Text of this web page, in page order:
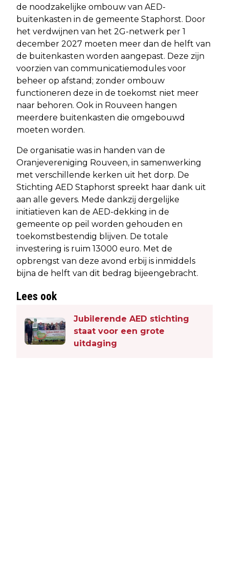
de noodzakelijke ombouw van AED-
buitenkasten in de gemeente Staphorst. Door
het verdwijnen van het 2G-netwerk per 1
december 2027 moeten meer dan de helft van
de buitenkasten worden aangepast. Deze zijn
voorzien van communicatiemodules voor
beheer op afstand; zonder ombouw
functioneren deze in de toekomst niet meer
naar behoren. Ook in Rouveen hangen
meerdere buitenkasten die omgebouwd
moeten worden.
De organisatie was in handen van de
Oranjevereniging Rouveen, in samenwerking
met verschillende kerken uit het dorp. De
Stichting AED Staphorst spreekt haar dank uit
aan alle gevers. Mede dankzij dergelijke
initiatieven kan de AED-dekking in de
gemeente op peil worden gehouden en
toekomstbestendig blijven. De totale
investering is ruim 13000 euro. Met de
opbrengst van deze avond erbij is inmiddels
bijna de helft van dit bedrag bijeengebracht.
Lees ook
Jubilerende AED stichting
staat voor een grote
uitdaging